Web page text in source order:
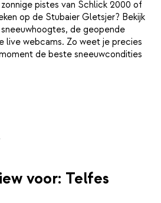
pistes van Schlick 2000 of
op de Stubaier Gletsjer? Bekijk
de geopende
live webcams. Zo weet je precies
de beste sneeuwcondities
voor: Telfes